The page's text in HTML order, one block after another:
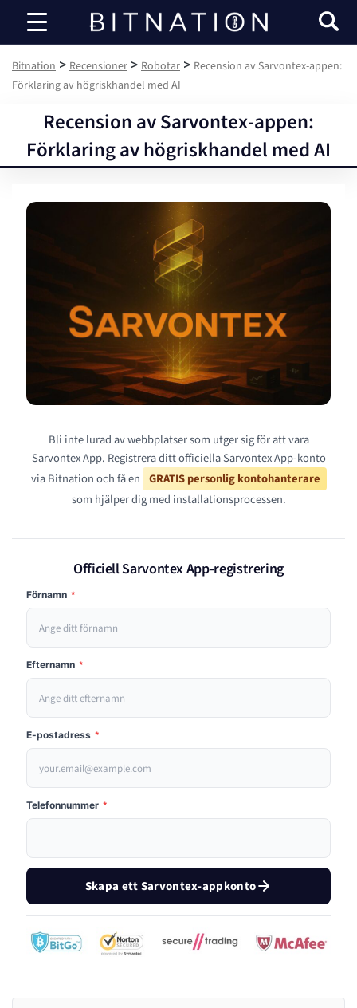
Bitnation
Bitnation > Recensioner > Robotar > Recension av Sarvontex-appen:
Förklaring av högriskhandel med AI
Recension av Sarvontex-appen:
Förklaring av högriskhandel med AI
Bli inte lurad av webbplatser som utger sig för att vara
Sarvontex App. Registrera ditt officiella Sarvontex App-konto
via Bitnation och få en GRATIS personlig kontohanterare
som hjälper dig med installationsprocessen.
Officiell Sarvontex App-registrering
Förnamn *
Efternamn *
E-postadress *
Telefonnummer *
Skapa ett Sarvontex-appkonto